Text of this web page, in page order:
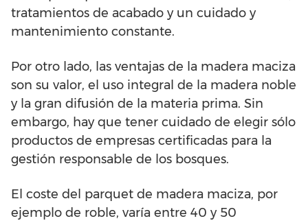
tratamientos de acabado y un cuidado y
mantenimiento constante.
Por otro lado, las ventajas de la madera maciza
son su valor, el uso integral de la madera noble
y la gran difusión de la materia prima. Sin
embargo, hay que tener cuidado de elegir sólo
productos de empresas certificadas para la
gestión responsable de los bosques.
El coste del parquet de madera maciza, por
ejemplo de roble, varía entre 40 y 50